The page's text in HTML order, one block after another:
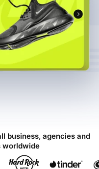
business, agencies and
worldwide